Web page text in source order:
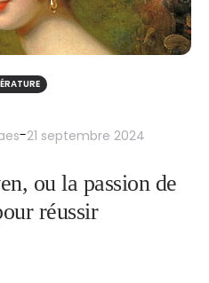
-21 septembre 2024
ou la passion de
réussir